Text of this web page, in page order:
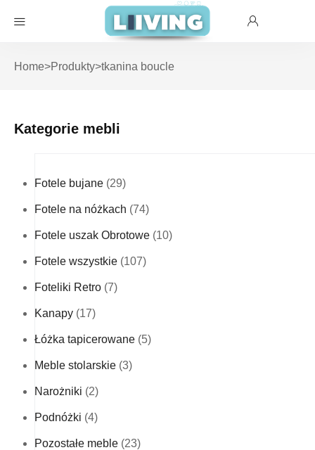
Home>Produkty>tkanina boucle
Kategorie mebli
Fotele bujane (29)
Fotele na nóżkach (74)
Fotele uszak Obrotowe (10)
Fotele wszystkie (107)
Foteliki Retro (7)
Kanapy (17)
Łóżka tapicerowane (5)
Meble stolarskie (3)
Narożniki (2)
Podnóżki (4)
Pozostałe meble (23)